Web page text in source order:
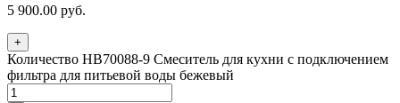
5 900.00 руб.
+
Количество HB70088-9 Смеситель для кухни с подключением
фильтра для питьевой воды бежевый